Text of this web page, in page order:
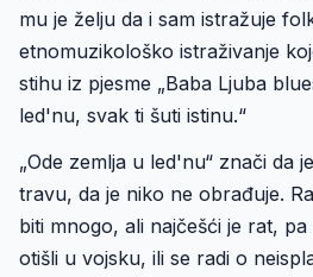
mu je želju da i sam istražuje
etnomuzikološko istraživanje
stihu iz pjesme „Baba Ljuba
led'nu, svak ti šuti istinu.“
„Ode zemlja u led'nu“ znači da
travu, da je niko ne obrađuje.
biti mnogo, ali najčešći je rat,
otišli u vojsku, ili se radi o